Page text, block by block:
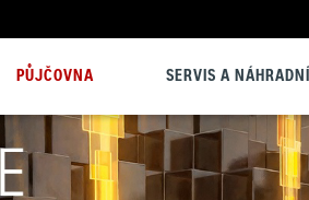
PŮJČOVNA SERVIS A